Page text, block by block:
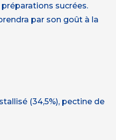
sucrées.
par son goût à la
(34,5%), pectine de